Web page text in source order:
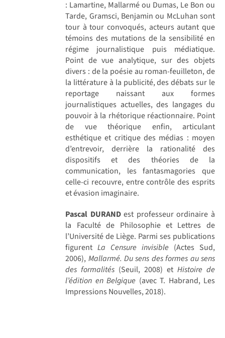
: Lamartine, Mallarmé ou Dumas, Le Bon ou
Tarde, Gramsci, Benjamin ou McLuhan sont
tour à tour convoqués, acteurs autant que
témoins des mutations de la sensibilité en
régime journalistique puis médiatique.
Point de vue analytique, sur des objets
divers : de la poésie au roman-feuilleton, de
la littérature à la publicité, des débats sur le
reportage naissant aux formes
journalistiques actuelles, des langages du
pouvoir à la rhétorique réactionnaire. Point
de vue théorique enfin, articulant
esthétique et critique des médias : moyen
d’entrevoir, derrière la rationalité des
dispositifs et des théories de la
communication, les fantasmagories que
celle-ci recouvre, entre contrôle des esprits
et évasion imaginaire.
Pascal DURANDest professeur ordinaire à
la Faculté de Philosophie et Lettres de
l’Université de Liège. Parmi ses publications
figurent La Censure invisible (Actes Sud,
2006), Mallarmé. Du sens des formes au sens
des formalités (Seuil, 2008) etHistoire de
l’édition en Belgique (avec T. Habrand, Les
Impressions Nouvelles, 2018).